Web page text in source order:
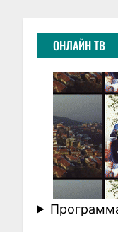
ОНЛАЙН ТВ